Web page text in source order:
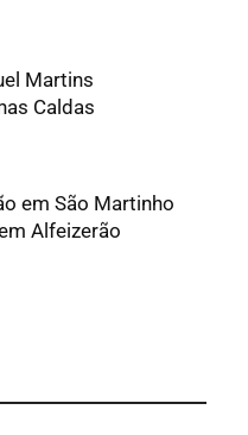
Martins
Caldas
em São Martinho
Alfeizerão